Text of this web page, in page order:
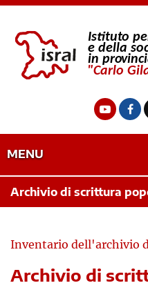
MENU
Archivio di scrittura
Inventario dell'archivio
Archivio di